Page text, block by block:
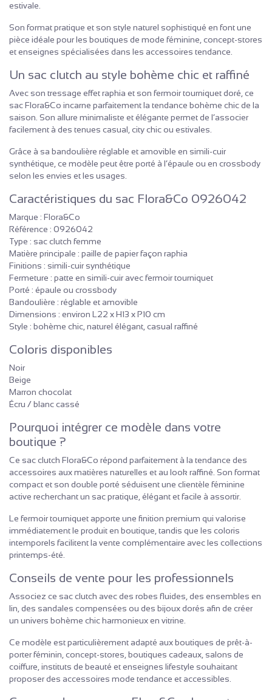
estivale.
Son format pratique et son style naturel sophistiqué en font une
pièce idéale pour les boutiques de mode féminine, concept-stores
et enseignes spécialisées dans les accessoires tendance.
Un sac clutch au style bohème chic et raffiné
Avec son tressage effet raphia et son fermoir tourniquet doré, ce
sac Flora&Co incarne parfaitement la tendance bohème chic de la
saison. Son allure minimaliste et élégante permet de l’associer
facilement à des tenues casual, city chic ou estivales.
Grâce à sa bandoulière réglable et amovible en simili-cuir
synthétique, ce modèle peut être porté à l’épaule ou en crossbody
selon les envies et les usages.
Caractéristiques du sac Flora&Co 0926042
Marque : Flora&Co
Référence : 0926042
Type : sac clutch femme
Matière principale : paille de papier façon raphia
Finitions : simili-cuir synthétique
Fermeture : patte en simili-cuir avec fermoir tourniquet
Porté : épaule ou crossbody
Bandoulière : réglable et amovible
Dimensions : environ L22 x H13 x P10 cm
Style : bohème chic, naturel élégant, casual raffiné
Coloris disponibles
Noir
Beige
Marron chocolat
Écru / blanc cassé
Pourquoi intégrer ce modèle dans votre
boutique ?
Ce sac clutch Flora&Co répond parfaitement à la tendance des
accessoires aux matières naturelles et au look raffiné. Son format
compact et son double porté séduisent une clientèle féminine
active recherchant un sac pratique, élégant et facile à assortir.
Le fermoir tourniquet apporte une finition premium qui valorise
immédiatement le produit en boutique, tandis que les coloris
intemporels facilitent la vente complémentaire avec les collections
printemps-été.
Conseils de vente pour les professionnels
Associez ce sac clutch avec des robes fluides, des ensembles en
lin, des sandales compensées ou des bijoux dorés afin de créer
un univers bohème chic harmonieux en vitrine.
Ce modèle est particulièrement adapté aux boutiques de prêt-à-
porter féminin, concept-stores, boutiques cadeaux, salons de
coiffure, instituts de beauté et enseignes lifestyle souhaitant
proposer des accessoires mode tendance et accessibles.